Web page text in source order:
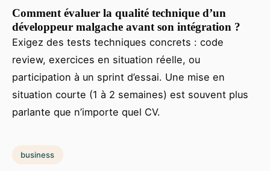
Comment évaluer la qualité technique d’un
développeur malgache avant son intégration ?
Exigez des tests techniques concrets : code
review, exercices en situation réelle, ou
participation à un sprint d’essai. Une mise en
situation courte (1 à 2 semaines) est souvent plus
parlante que n’importe quel CV.
business